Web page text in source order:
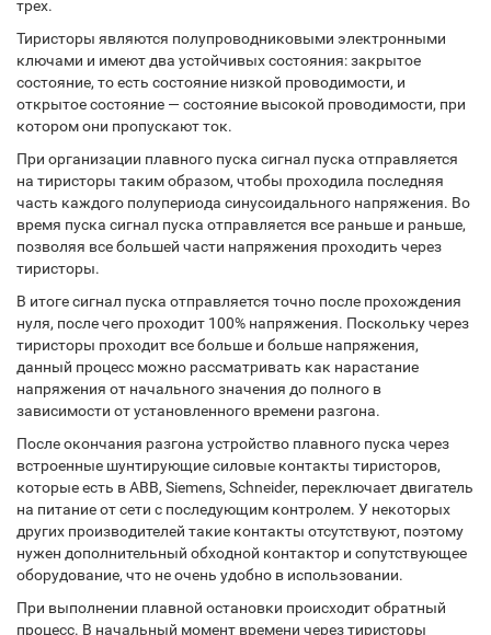
трех.
Тиристоры являются полупроводниковыми электронными
ключами и имеют два устойчивых состояния: закрытое
состояние, то есть состояние низкой проводимости, и
открытое состояние — состояние высокой проводимости, при
котором они пропускают ток.
При организации плавного пуска сигнал пуска отправляется
на тиристоры таким образом, чтобы проходила последняя
часть каждого полупериода синусоидального напряжения. Во
время пуска сигнал пуска отправляется все раньше и раньше,
позволяя все большей части напряжения проходить через
тиристоры.
В итоге сигнал пуска отправляется точно после прохождения
нуля, после чего проходит 100% напряжения. Поскольку через
тиристоры проходит все больше и больше напряжения,
данный процесс можно рассматривать как нарастание
напряжения от начального значения до полного в
зависимости от установленного времени разгона.
После окончания разгона устройство плавного пуска через
встроенные шунтирующие силовые контакты тиристоров,
которые есть в ABB, Siemens, Schneider, переключает двигатель
на питание от сети с последующим контролем. У некоторых
других производителей такие контакты отсутствуют, поэтому
нужен дополнительный обходной контактор и сопутствующее
оборудование, что не очень удобно в использовании.
При выполнении плавной остановки происходит обратный
процесс. В начальный момент времени через тиристоры